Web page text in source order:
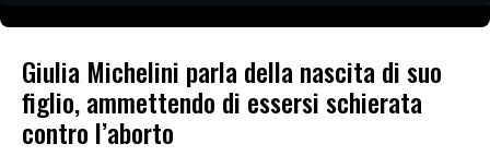
Giulia Michelini parla della nascita di suo
figlio, ammettendo di essersi schierata
contro l’aborto